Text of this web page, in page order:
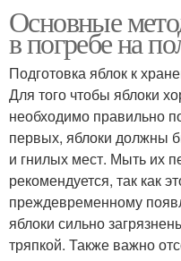
Основные
в погребе на
Подготовка яблок к
Для того чтобы яблоки
необходимо правильно
первых, яблоки должны
и гнилых мест. Мыть их
рекомендуется, так как
преждевременному
яблоки сильно
тряпкой. Также важно